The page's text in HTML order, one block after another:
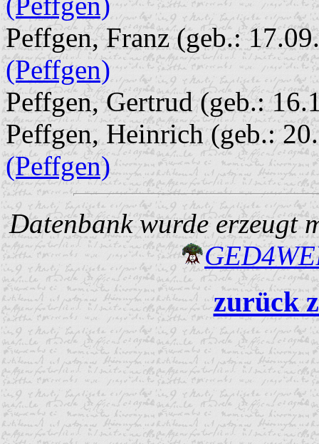
Peffgen, Franz (geb.:
(Peffgen)
Peffgen, Gertrud (geb.:
Peffgen, Heinrich (geb.:
(Peffgen)
Datenbank wurde erzeugt
zurück